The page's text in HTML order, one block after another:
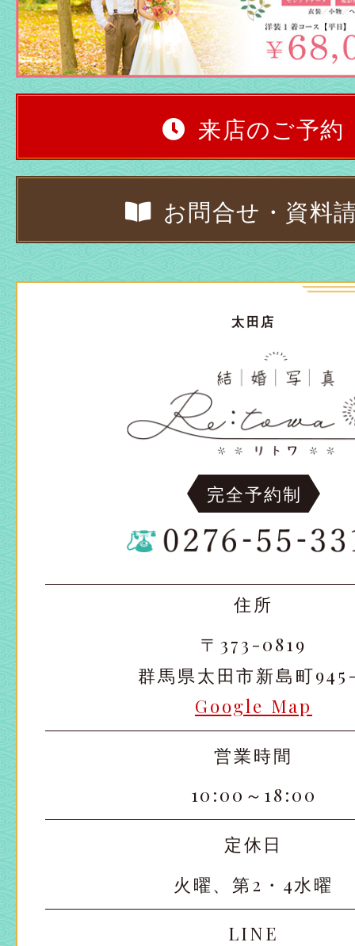
来店のご予約
お問合せ・資料
太田店
完全予約制
住所
〒373-0819
群馬県太田市新島町
Google Map
営業時間
10:00～18:00
定休日
火曜、第2・4水曜
LINE